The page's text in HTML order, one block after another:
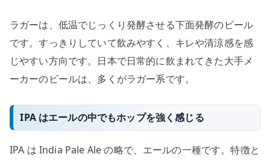
ラガーは、低温でじっくり発酵させる下面発酵のビール
です。すっきりしていて飲みやすく、キレや清涼感を感
じやすい方向です。日本で日常的に飲まれてきた大手メ
ーカーのビールは、多くがラガー系です。
IPA はエールの中でもホップを強く感じる
IPA は India Pale Ale の略で、エールの一種です。特徴と